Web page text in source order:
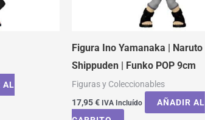
AL
Figura Ino Yamanaka | Naruto
Shippuden | Funko POP 9cm
Figuras y Coleccionables
17,95€ IVA Incluído
AÑADIR AL